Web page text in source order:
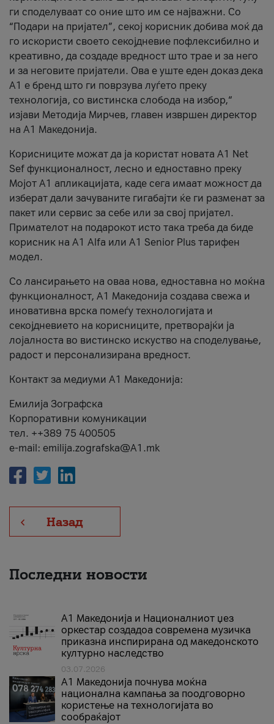
ги споделуваат со оние што им се најважни. Со
“Подари на пријател”, секој корисник добива моќ да
го искористи своето секојдневие пофлексибилно и
креативно, да создаде вредност што трае и за него
и за неговите пријатели. Ова е уште еден доказ дека
А1 е бренд што ги поврзува луѓето преку
технологија, со вистинска слобода на избор,“
изјави Методија Мирчев, главен извршен директор
на А1 Македонија.
Корисниците можат да ја користат новата А1 Net
Sef функционалност, лесно и едноставно преку
Мојот А1 апликацијата, каде сега имаат можност да
изберат дали зачуваните гигабајти ќе ги разменат за
пакет или сервис за себе или за свој пријател.
Примателот на подарокот исто така треба да биде
корисник на А1 Alfa или A1 Senior Plus тарифен
модел.
Со лансирањето на оваа нова, едноставна но моќна
функционалност, А1 Македонија создава свежа и
иновативна врска помеѓу технологијата и
секојдневието на корисниците, претворајќи ја
лојалноста во вистинско искуство на споделување,
радост и персонализирана вредност.
Контакт за медиуми А1 Македонија:
Емилија Зографска
Корпоративни комуникации
тел. ++389 75 400505
e-mail: emilija.zografska@A1.mk
Назад
Последни новости
А1 Македонија и Националниот џез
оркестар создадоа современа музичка
приказна инспирирана од македонското
културно наследство
03.07.2026
A1 Македонија почнува моќна
национална кампања за поодговорно
користење на технологијата во
сообраќајот